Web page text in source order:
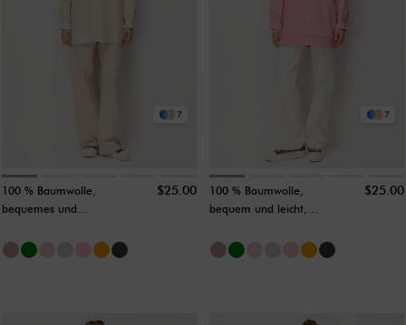
7
100 % Baumwolle,
bequemes und
Tunika-Modell ohne
$25.00
7
100 % Baumwolle,
bequem und leicht,
Clutch, zartes Rosa
$25.00